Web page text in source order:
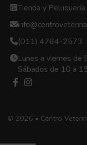
Tienda y Peluquería
(011) 4764-2573
Lunes a viernes de
Sábados de 10 a
© 2026 • Centro